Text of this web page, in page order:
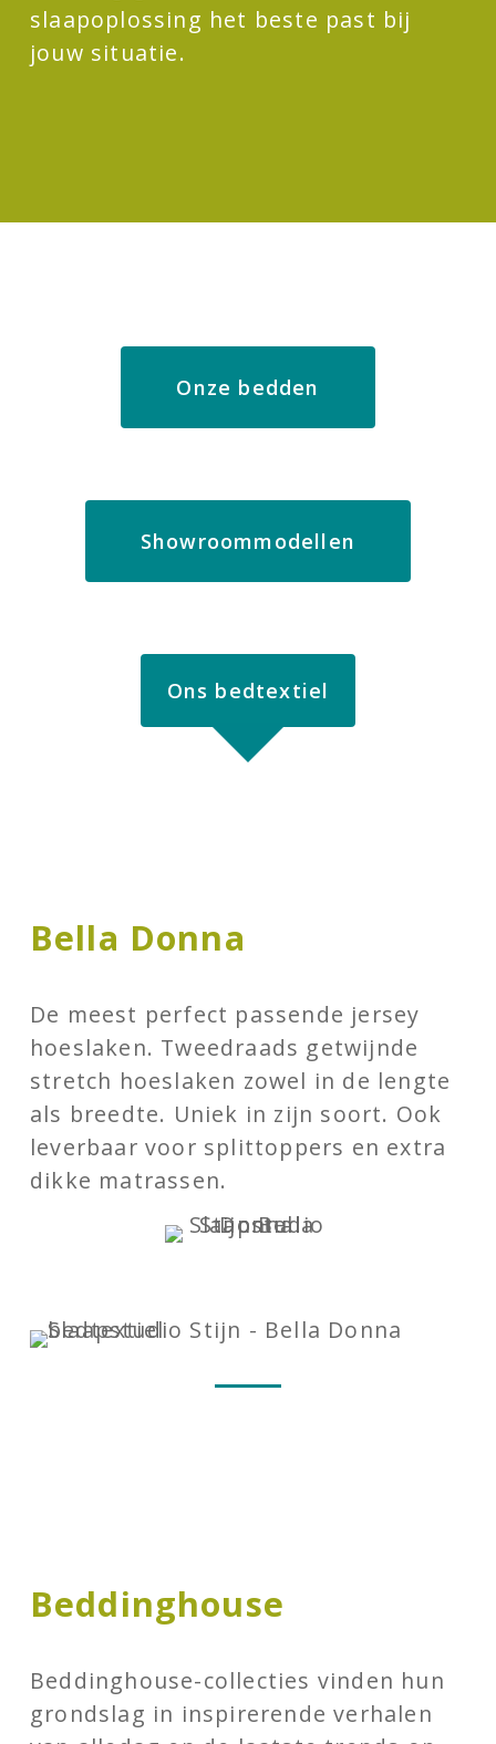
slaapoplossing het beste past bij
jouw situatie.
Onze bedden
Showroommodellen
Ons bedtextiel
Bella Donna
De meest perfect passende jersey
hoeslaken. Tweedraads getwijnde
stretch hoeslaken zowel in de lengte
als breedte. Uniek in zijn soort. Ook
leverbaar voor splittoppers en extra
dikke matrassen.
Beddinghouse
Beddinghouse-collecties vinden hun
grondslag in inspirerende verhalen